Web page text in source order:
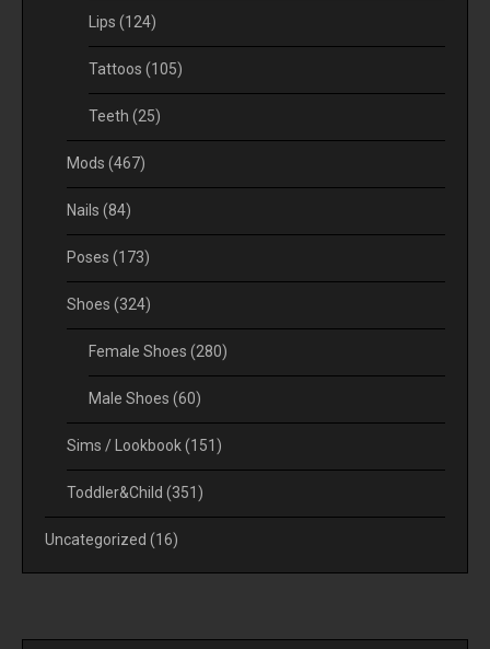
Lips (124)
Tattoos (105)
Teeth (25)
Mods (467)
Nails (84)
Poses (173)
Shoes (324)
Female Shoes (280)
Male Shoes (60)
Sims / Lookbook(151)
Toddler&Child (351)
Uncategorized (16)